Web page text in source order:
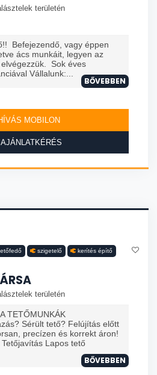
területén
Befejezendő, vagy éppen
ács munkáit, legyen az
Sok éves
Vállalunk:...
BŐVEBBEN
MOBILON
szigetelő kerítés építő
területén
TETŐMUNKÁK
Sérült tető? Felújítás előtt
precízen és korrekt áron!
Lapos tető
BŐVEBBEN